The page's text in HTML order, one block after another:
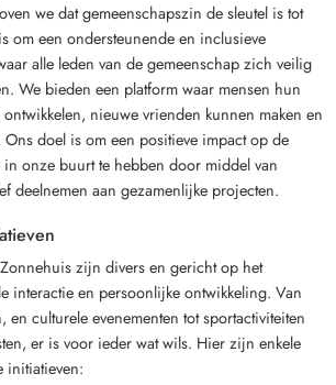
we dat gemeenschapszin de sleutel is tot
om een ondersteunende en inclusieve
alle leden van de gemeenschap zich veilig
We bieden een platform waar mensen hun
nieuwe vrienden kunnen maken en
doel is om een positieve impact op de
in onze buurt te hebben door middel van
deelnemen aan gezamenlijke projecten.
zijn divers en gericht op het
interactie en persoonlijke ontwikkeling. Van
en culturele evenementen tot sportactiviteiten
er is voor ieder wat wils. Hier zijn enkele
initiatieven: